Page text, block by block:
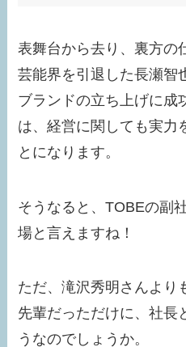
表舞台から去り、裏方の
芸能界を引退した長瀬智
ブランドの立ち上げに成
は、経営に関しても実力
とになります。
そうなると、TOBEの副
場と言えますね！
ただ、滝沢秀明さんより
先輩だっただけに、社長
うなのでしょうか。